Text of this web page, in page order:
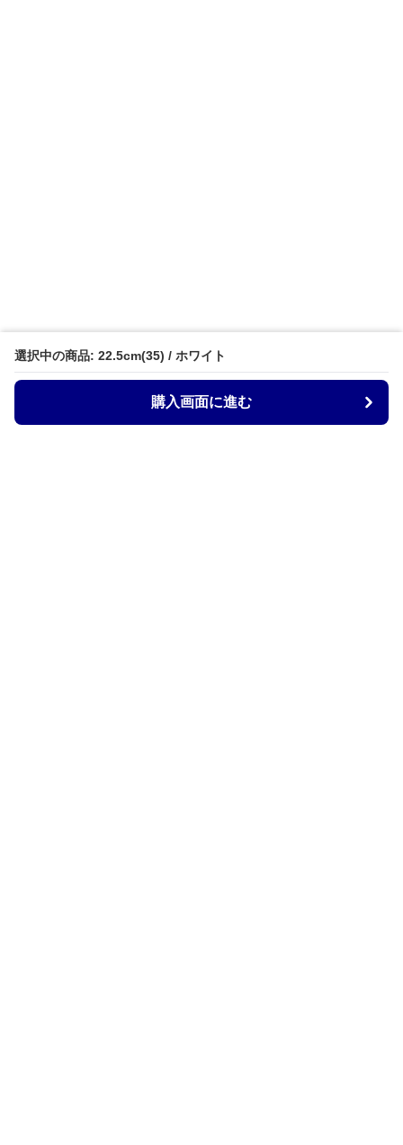
選択中の商品: 22.5cm(35) / ホワイト
購入画面に進む